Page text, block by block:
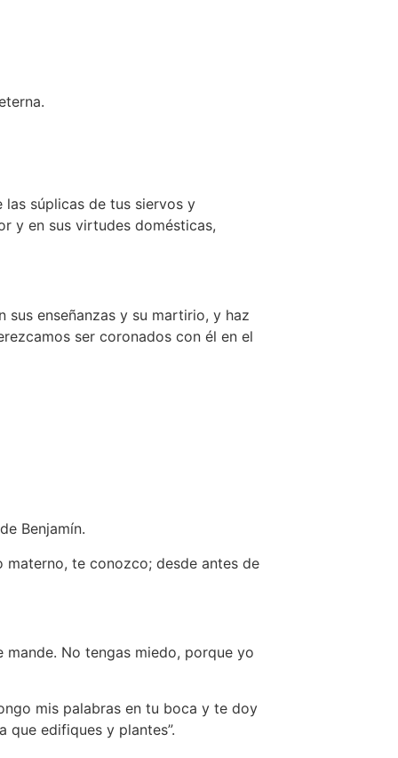
súplicas de tus siervos y
y en sus virtudes domésticas,
enseñanzas y su martirio, y haz
ser coronados con él en el
Benjamín.
te conozco; desde antes de
No tengas miedo, porque yo
mis palabras en tu boca y te doy
que edifiques y plantes”.